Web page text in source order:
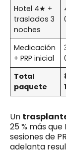
Hotel 4★ +
traslados 3
noches
Medicación
+ PRP inicial
Total
paquete
Un
25 % más
sesiones de
adelanta